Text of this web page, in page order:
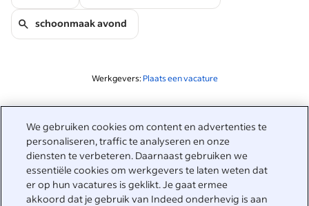
We gebruiken cookies om content en advertenties te
personaliseren, traffic te analyseren en onze
diensten te verbeteren. Daarnaast gebruiken we
essentiële cookies om werkgevers te laten weten dat
er op hun vacatures is geklikt. Je gaat ermee
akkoord dat je gebruik van Indeed onderhevig is aan
schoonmaak avond
Werkgevers: Plaats een vacature
Gerelateerd aan deze zoekopdracht
&nbsp;
Inloggen
&nbsp;
Werkzoekenden